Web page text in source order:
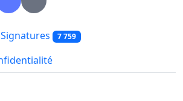
Signatures 7 759